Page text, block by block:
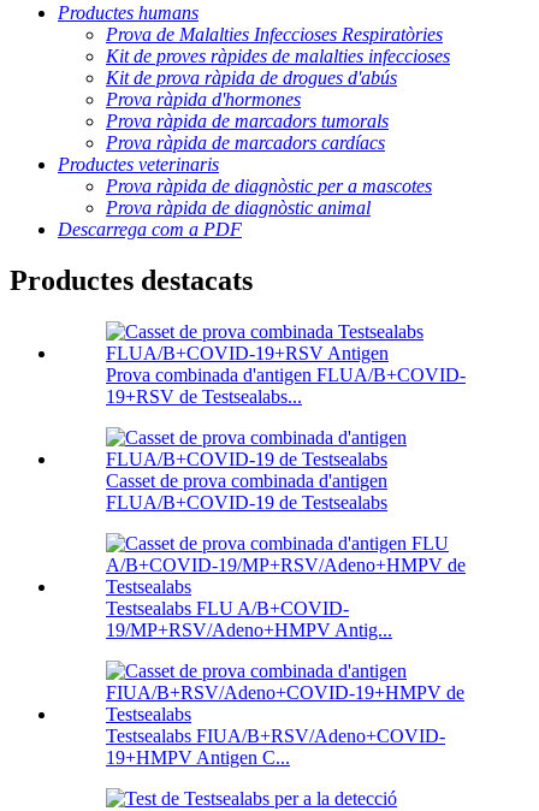
Productes humans
Prova de Malalties Infeccioses Respiratòries
Kit de proves ràpides de malalties infeccioses
Kit de prova ràpida de drogues d'abús
Prova ràpida d'hormones
Prova ràpida de marcadors tumorals
Prova ràpida de marcadors cardíacs
Productes veterinaris
Prova ràpida de diagnòstic per a mascotes
Prova ràpida de diagnòstic animal
Descarrega com a PDF
Productes destacats
Prova combinada d'antigen FLUA/B+COVID-
19+RSV de Testsealabs...
Casset de prova combinada d'antigen
FLUA/B+COVID-19 de Testsealabs
Testsealabs FLU A/B+COVID-
19/MP+RSV/Adeno+HMPV Antig...
Testsealabs FIUA/B+RSV/Adeno+COVID-
19+HMPV Antigen C...